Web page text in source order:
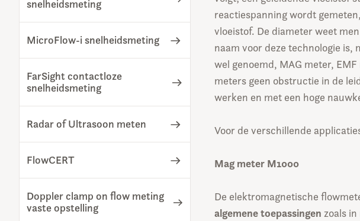
snelheidsmeting
MicroFlow-i snelheidsmeting
FarSight contactloze
snelheidsmeting
Radar of Ultrasoon meten
FlowCERT
Doppler clamp on flow meting
vaste opstelling
reactiespanning wordt
vloeistof. De diameter weet
naam voor deze technologie
wel genoemd, MAG meter,
meters geen obstructie in de
werken en met een hoge
Voor de verschillende
Mag meter M1000
De elektromagnetische
algemene toepassingen zoals